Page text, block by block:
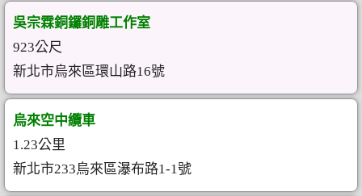
吳宗霖銅鑼銅雕工作室
923公尺
新北市烏來區環山路16號
烏來空中纜車
1.23公里
新北市233烏來區瀑布路1-1號